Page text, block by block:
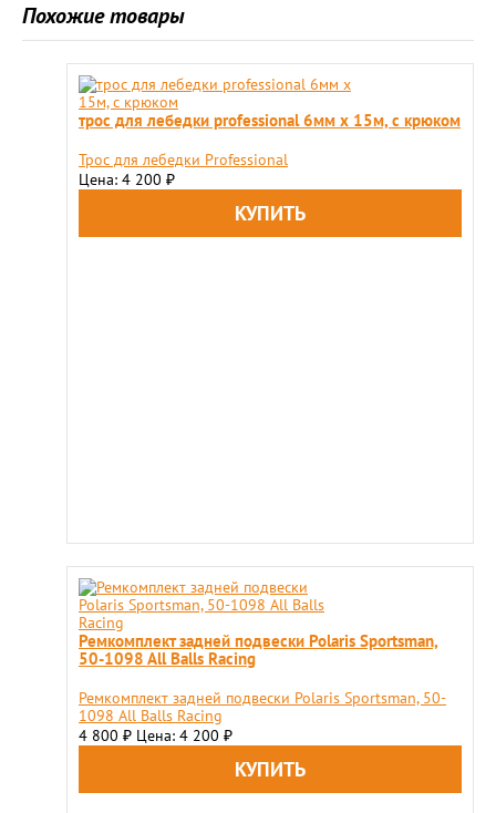
Похожие товары
трос для лебедки professional 6мм х 15м, с крюком
Трос для лебедки Professional
Цена: 4 200 ₽
Ремкомплект задней подвески Polaris Sportsman,
50-1098 All Balls Racing
Ремкомплект задней подвески Polaris Sportsman, 50-
1098 All Balls Racing
4 800 ₽ Цена: 4 200 ₽